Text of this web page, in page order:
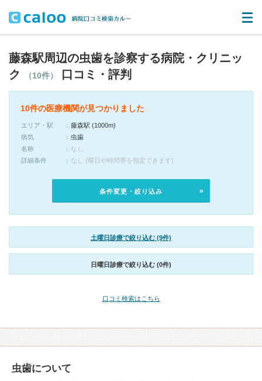
藤森駅周辺の虫歯を診察する病院・クリニッ
ク
（10件） 口コミ・評判
10件の医療機関が見つかりました
エリア・駅
藤森駅 (1000m)
病気
虫歯
名称
なし
詳細条件
なし (曜日や時間帯を指定できます)
条件変更・絞り込み
土曜日診療で絞り込む (9件)
日曜日診療で絞り込む (0件)
口コミ検索はこちら
虫歯について